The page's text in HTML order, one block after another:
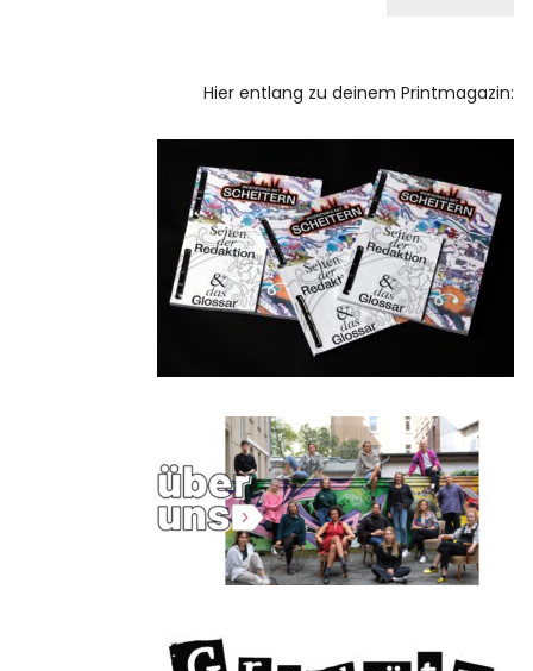
Hier entlang zu deinem Printmagazin: